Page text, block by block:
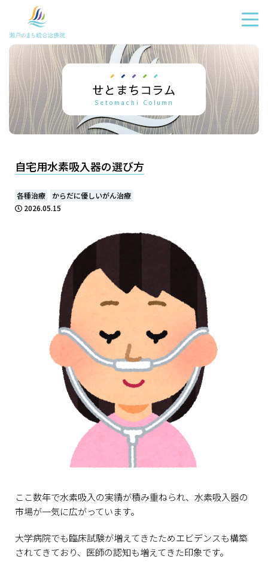
せとまちコラム
Setomachi Column
自宅用水素吸入器の選び方
各種治療
からだに優しいがん治療
2026.05.15
ここ数年で水素吸入の実績が積み重ねられ、水素吸入器の
市場が一気に広がっています。
大学病院でも臨床試験が増えてきたためエビデンスも構築
されてきており、医師の認知も増えてきた印象です。